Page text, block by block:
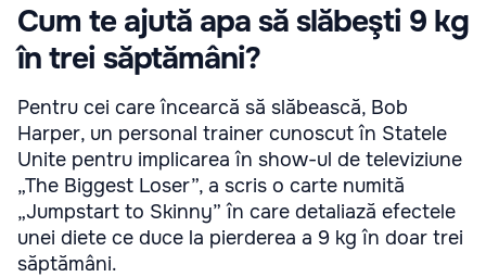
Cum te ajută apa să slăbeşti 9 kg
în trei săptămâni?
Pentru cei care încearcă să slăbească, Bob
Harper, un personal trainer cunoscut în Statele
Unite pentru implicarea în show-ul de televiziune
„The Biggest Loser”, a scris o carte numită
„Jumpstart to Skinny” în care detaliază efectele
unei diete ce duce la pierderea a 9 kg în doar trei
săptămâni.